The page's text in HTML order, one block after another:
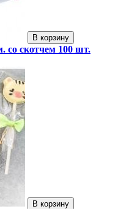
В корзину
со скотчем 100 шт.
В корзину